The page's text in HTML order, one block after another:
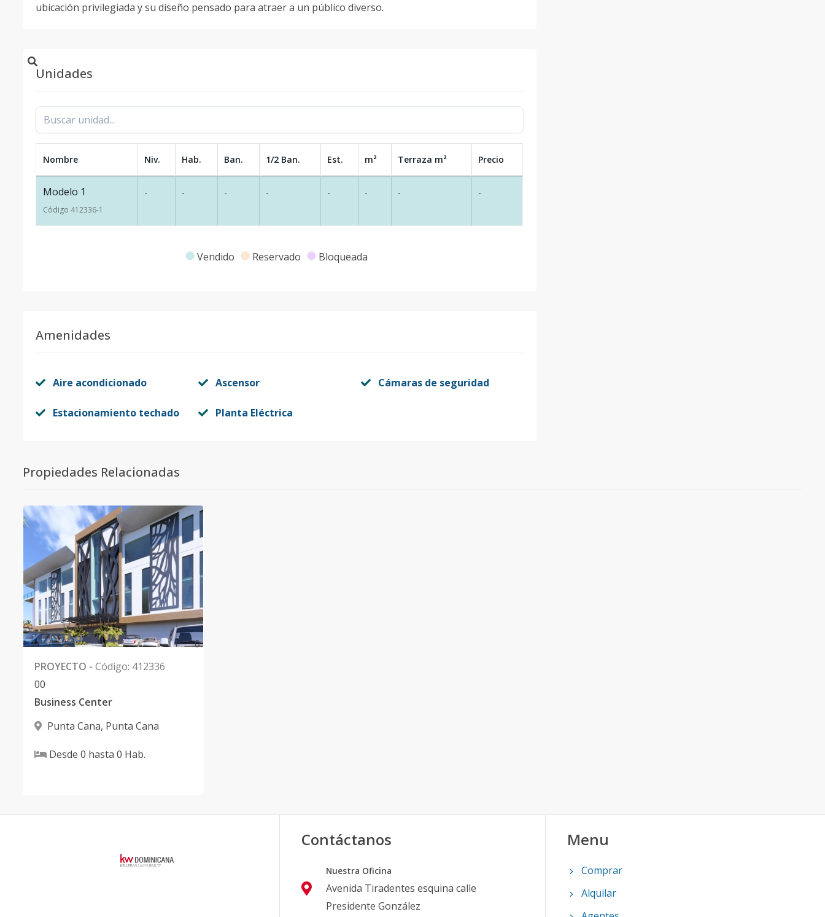
ubicación privilegiada y su diseño pensado para atraer a un público diverso.
Unidades
Nombre Niv. Hab. Ban. 1/2 Ban. Est. m² Terraza m² Precio
Modelo 1
Código 412336-1
- - - - - - - -
Vendido Reservado Bloqueada
Amenidades
Aire acondicionado Ascensor Cámaras de seguridad
Estacionamiento techado Planta Eléctrica
Propiedades Relacionadas
0
PROYECTO - Código: 412336
00
Business Center
Punta Cana, Punta Cana
Desde 0 hasta 0 Hab.
Contáctanos
Nuestra Oficina
Avenida Tiradentes esquina calle
Presidente González
Menu
Comprar
Alquilar